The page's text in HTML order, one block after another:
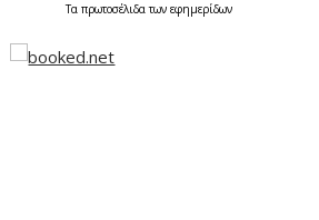
Ταπρωτοσέλιδατωνεφημερίδων